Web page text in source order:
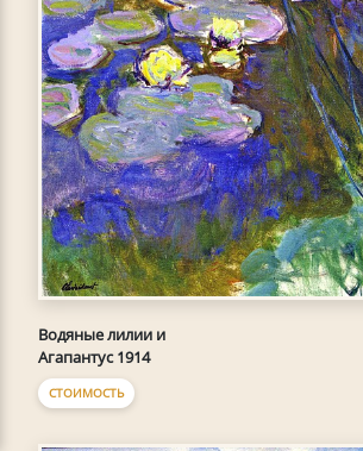
Водяные лилии и
Агапантус 1914
СТОИМОСТЬ